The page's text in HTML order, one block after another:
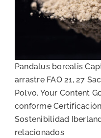
Harina
Pandalus borealis
arrastre FAO 21, 27
Polvo. Your Content
conforme
Sostenibilidad
relacionados